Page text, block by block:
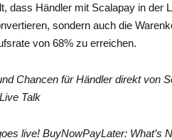
dass Händler mit Scalapay in der
sondern auch die
von 68% zu erreichen.
Chancen für Händler direkt von
Talk
live! BuyNowPayLater: What’s